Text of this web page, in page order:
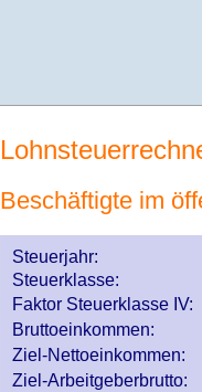
Beschäftigte im
Steuerjahr:
Steuerklasse:
Faktor Steuerklasse IV:
Bruttoeinkommen:
Ziel-Nettoeinkommen:
Ziel-Arbeitgeberbrutto: